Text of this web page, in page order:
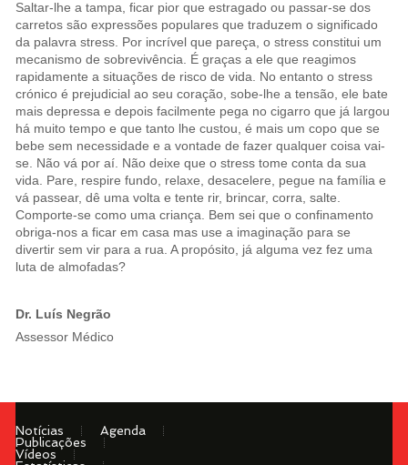
Saltar-lhe a tampa, ficar pior que estragado ou passar-se dos
carretos são expressões populares que traduzem o significado
da palavra stress. Por incrível que pareça, o stress constitui um
mecanismo de sobrevivência. É graças a ele que reagimos
rapidamente a situações de risco de vida. No entanto o stress
crónico é prejudicial ao seu coração, sobe-lhe a tensão, ele bate
mais depressa e depois facilmente pega no cigarro que já largou
há muito tempo e que tanto lhe custou, é mais um copo que se
bebe sem necessidade e a vontade de fazer qualquer coisa vai-
se. Não vá por aí. Não deixe que o stress tome conta da sua
vida. Pare, respire fundo, relaxe, desacelere, pegue na família e
vá passear, dê uma volta e tente rir, brincar, corra, salte.
Comporte-se como uma criança. Bem sei que o confinamento
obriga-nos a ficar em casa mas use a imaginação para se
divertir sem vir para a rua. A propósito, já alguma vez fez uma
luta de almofadas?
Dr. Luís Negrão
Assessor Médico
Notícias
Agenda
Publicações
Vídeos